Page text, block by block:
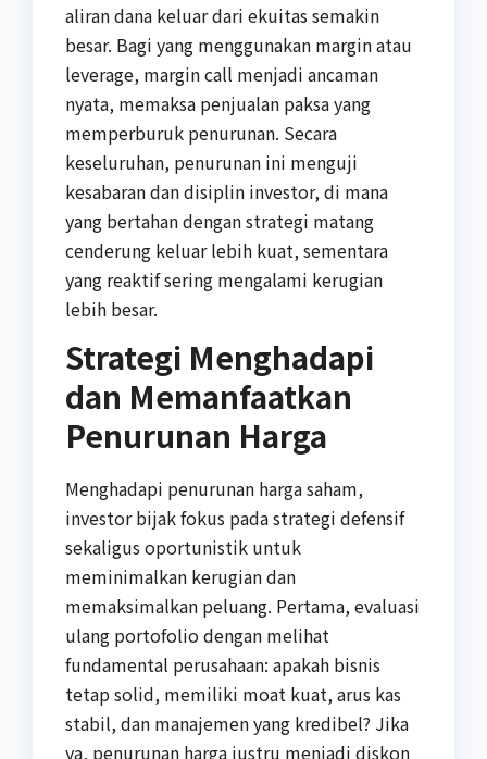
aliran dana keluar dari ekuitas semakin
besar. Bagi yang menggunakan margin atau
leverage, margin call menjadi ancaman
nyata, memaksa penjualan paksa yang
memperburuk penurunan. Secara
keseluruhan, penurunan ini menguji
kesabaran dan disiplin investor, di mana
yang bertahan dengan strategi matang
cenderung keluar lebih kuat, sementara
yang reaktif sering mengalami kerugian
lebih besar.
Strategi Menghadapi
dan Memanfaatkan
Penurunan Harga
Menghadapi penurunan harga saham,
investor bijak fokus pada strategi defensif
sekaligus oportunistik untuk
meminimalkan kerugian dan
memaksimalkan peluang. Pertama, evaluasi
ulang portofolio dengan melihat
fundamental perusahaan: apakah bisnis
tetap solid, memiliki moat kuat, arus kas
stabil, dan manajemen yang kredibel? Jika
ya, penurunan harga justru menjadi diskon